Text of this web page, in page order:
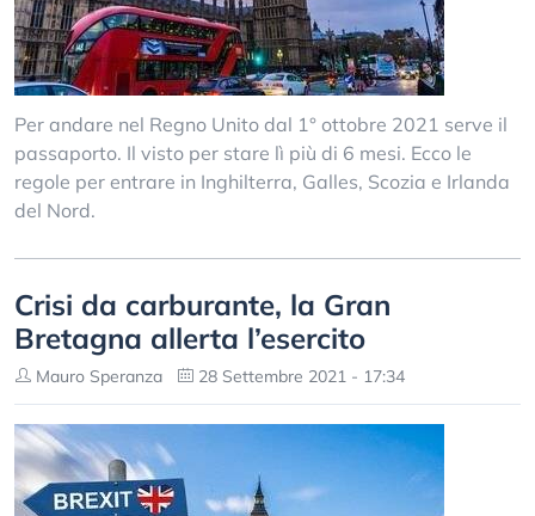
Per andare nel Regno Unito dal 1° ottobre 2021 serve il
passaporto. Il visto per stare lì più di 6 mesi. Ecco le
regole per entrare in Inghilterra, Galles, Scozia e Irlanda
del Nord.
Crisi da carburante, la Gran
Bretagna allerta l’esercito
Mauro Speranza 28 Settembre 2021 - 17:34